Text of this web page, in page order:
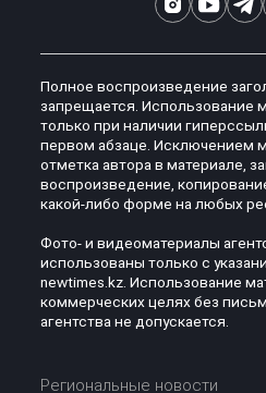
Полное воспроизведение
запрещается. Использование
только при наличии
первом абзаце. Исключением
отметка автора в материале,
воспроизведение,
какой-либо форме на любых
Фото- и видеоматериалы
использованы только с
newtimes.kz. Использование
коммерческих целях без
агентства не допускается.
Региональные новости